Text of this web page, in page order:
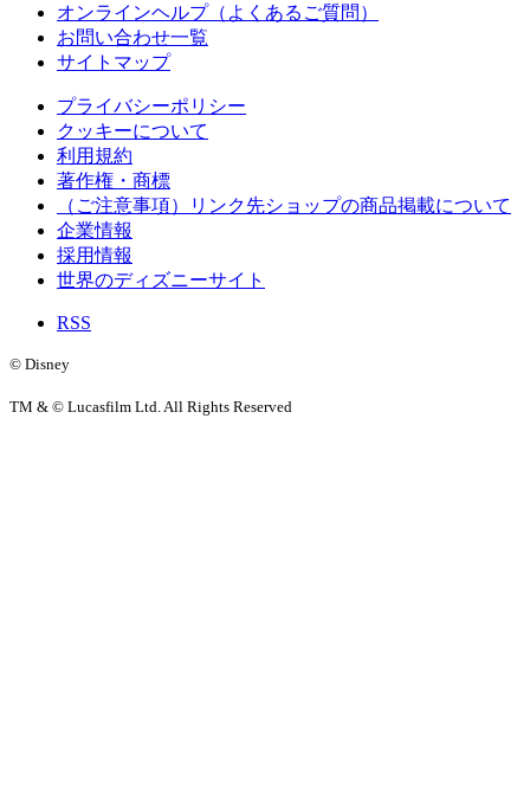
オンラインヘルプ（よくあるご質問）
お問い合わせ一覧
サイトマップ
プライバシーポリシー
クッキーについて
利用規約
著作権・商標
（ご注意事項）リンク先ショップの商品掲載について
企業情報
採用情報
世界のディズニーサイト
RSS
© Disney
TM & © Lucasfilm Ltd. All Rights Reserved